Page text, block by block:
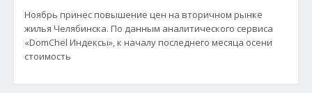
Ноябрь принес повышение цен на вторичном рынке
жилья Челябинска. По данным аналитического сервиса
«DomChel Индексы», к началу последнего месяца осени
стоимость